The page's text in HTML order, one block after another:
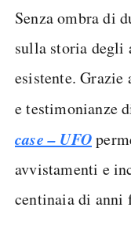
Senza ombra di
sulla storia
esistente.
e testimonianze
case – UFO
avvistamenti e
centinaia di anni